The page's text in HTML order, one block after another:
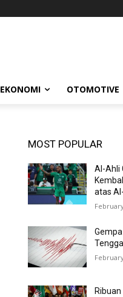
EKONOMI OTOMOTIVE
MOST POPULAR
Al-Ahli
atas